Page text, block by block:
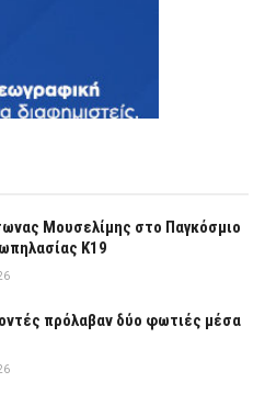
Μουσελίμης στο Παγκόσμιο
Κ19
πρόλαβαν δύο φωτιές μέσα